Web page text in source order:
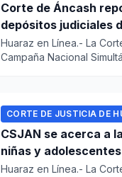
Corte de Áncash
depósitos judiciales
Huaraz en Línea.- La
Campaña Nacional
CORTE DE JUSTICIA DE
CSJAN se acerca a
niñas y adolescentes
Huaraz en Línea.- La